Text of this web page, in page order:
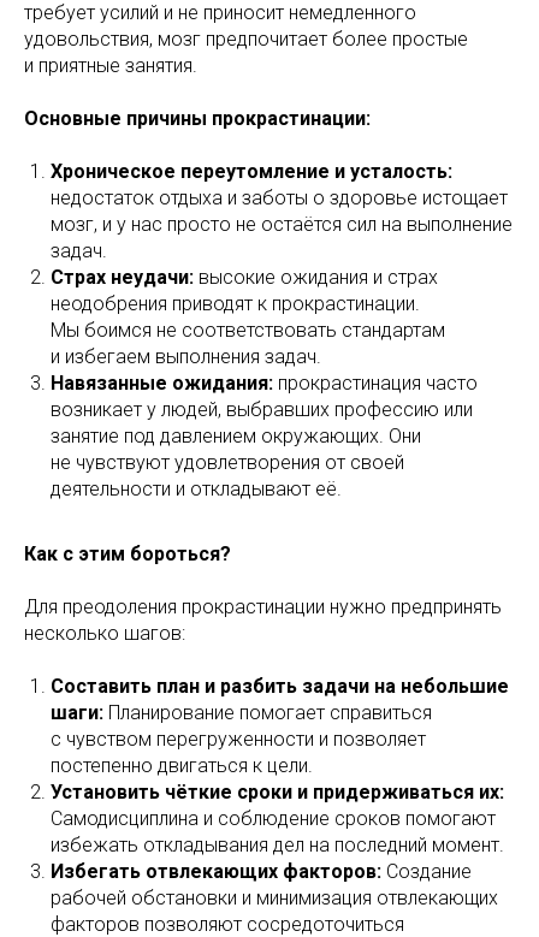
требует усилий и не приносит немедленного
удовольствия, мозг предпочитает более простые
и приятные занятия.
Основные причины прокрастинации:
Хроническое переутомление и усталость:
недостаток отдыха и заботы о здоровье истощает
мозг, и у нас просто не остаётся сил на выполнение
задач.
Страх неудачи: высокие ожидания и страх
неодобрения приводят к прокрастинации.
Мы боимся не соответствовать стандартам
и избегаем выполнения задач.
Навязанные ожидания: прокрастинация часто
возникает у людей, выбравших профессию или
занятие под давлением окружающих. Они
не чувствуют удовлетворения от своей
деятельности и откладывают её.
Как с этим бороться?
Для преодоления прокрастинации нужно предпринять
несколько шагов:
Составить план и разбить задачи на небольшие
шаги: Планирование помогает справиться
с чувством перегруженности и позволяет
постепенно двигаться к цели.
Установить чёткие сроки и придерживаться их:
Самодисциплина и соблюдение сроков помогают
избежать откладывания дел на последний момент.
Избегать отвлекающих факторов: Создание
рабочей обстановки и минимизация отвлекающих
факторов позволяют сосредоточиться